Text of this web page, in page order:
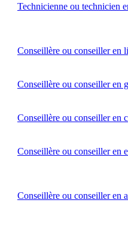
Technicienne ou technicien
Conseillère ou conseiller en
Conseillère ou conseiller en
Conseillère ou conseiller en
Conseillère ou conseiller en
Conseillère ou conseiller en